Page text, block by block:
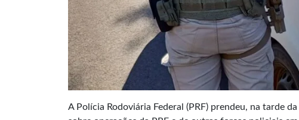
A Polícia Rodoviária Federal (PRF) prendeu, na tarde